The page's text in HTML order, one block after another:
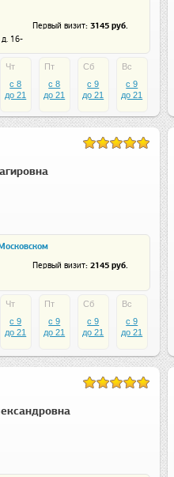
д. 16-
Первый визит: 3145 руб.
Чт
c 8
до 21
Пт
c 8
до 21
Сб
c 9
до 21
Вс
c 9
до 21
Первый визит: 2145 руб.
Чт
c 9
до 21
Пт
c 9
до 21
Сб
c 9
до 21
Вс
c 9
до 21